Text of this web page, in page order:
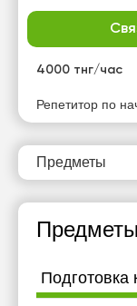
4000 тнг/час
Репетитор по
Предметы
Предметы
Подготовка
Нет